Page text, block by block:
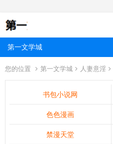
第一文学城
您的位置 第一文学城 人妻意淫
书包小说网
色色漫画
禁漫天堂